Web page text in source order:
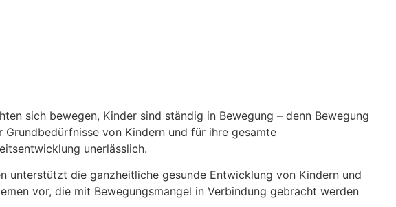
sich bewegen, Kinder sind ständig in Bewegung – denn Bewegung
Grundbedürfnisse von Kindern und für ihre gesamte
unerlässlich.
unterstützt die ganzheitliche gesunde Entwicklung von Kindern und
vor, die mit Bewegungsmangel in Verbindung gebracht werden